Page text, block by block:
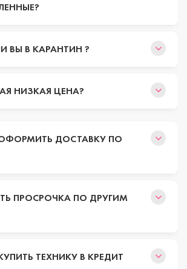
ВЫ В КАРАНТИН ?
НИЗКАЯ ЦЕНА?
ДОСТАВКУ ПО
ПРОСРОЧКА ПО ДРУГИМ
ТЕХНИКУ В КРЕДИТ